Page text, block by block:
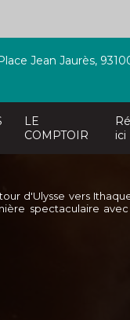
LE
COMPTOIR
ici
Jean Jaurès,
d'Ulysse vers
spectaculaire